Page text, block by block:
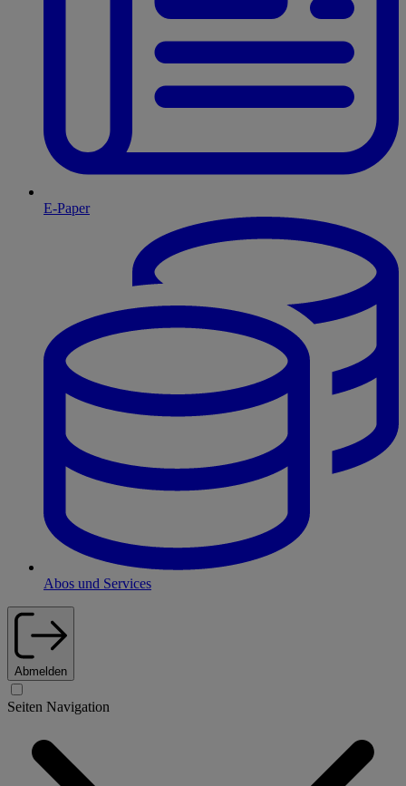
E-Paper
Abos und Services
Abmelden
Seiten Navigation